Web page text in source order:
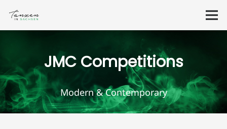
JMC Competitions
Modern & Contemporary